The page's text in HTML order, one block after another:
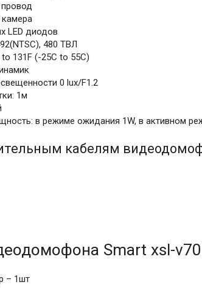
камера
LED диодов
480 ТВЛ
131F (-25C to 55C)
0 lux/F1.2
1м
в режиме ожидания 1W, в активном
кабелям
Smart xsl-
– 1шт